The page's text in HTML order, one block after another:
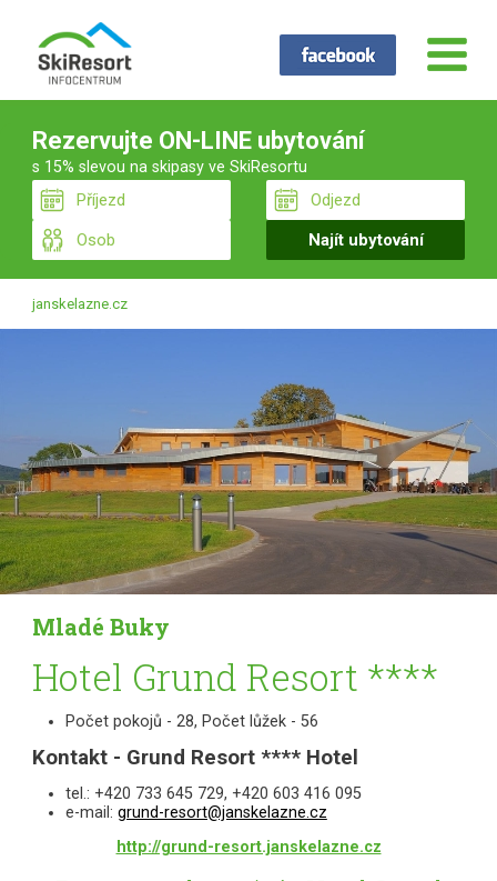
Rezervujte ON-LINE ubytování
s 15% slevou na skipasy ve SkiResortu
janskelazne.cz
Mladé Buky
Hotel Grund Resort ****
Počet pokojů - 28, Počet lůžek - 56
Kontakt - Grund Resort **** Hotel
tel.: +420 733 645 729, +420 603 416 095
e-mail: grund-resort@janskelazne.cz
http://grund-resort.janskelazne.cz